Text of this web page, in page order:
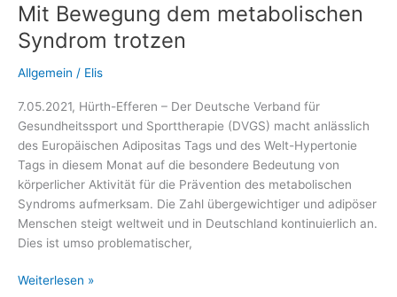
Problem
der
Bauchspeicheldrüse
ist
Mit Bewegung dem metabolischen
Syndrom trotzen
Allgemein / Elis
7.05.2021, Hürth-Efferen – Der Deutsche Verband für
Gesundheitssport und Sporttherapie (DVGS) macht anlässlich
des Europäischen Adipositas Tags und des Welt-Hypertonie
Tags in diesem Monat auf die besondere Bedeutung von
körperlicher Aktivität für die Prävention des metabolischen
Syndroms aufmerksam. Die Zahl übergewichtiger und adipöser
Menschen steigt weltweit und in Deutschland kontinuierlich an.
Dies ist umso problematischer,
Mit
Weiterlesen »